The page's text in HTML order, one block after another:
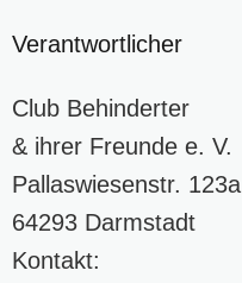
Verantwortlicher
Club Behinderter
& ihrer Freunde e. V.
Pallaswiesenstr. 123a
64293 Darmstadt
Kontakt: